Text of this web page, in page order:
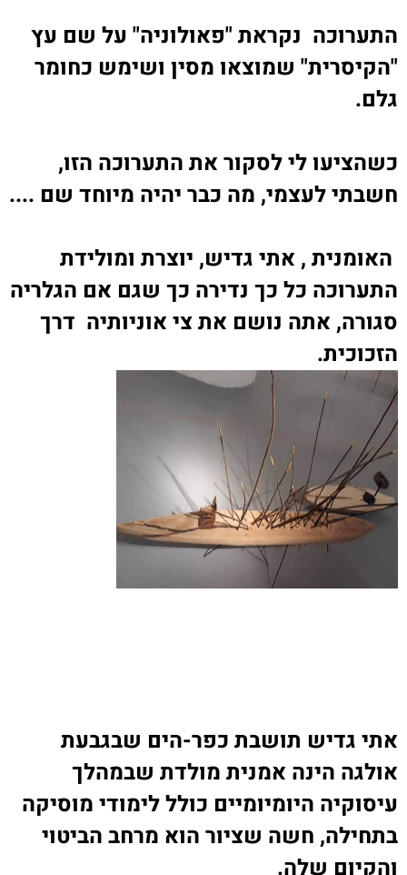
התערוכה נקראת "פאולוניה" על שם עץ
"הקיסרית" שמוצאו מסין ושימש כחומר
גלם.
כשהציעו לי לסקור את התערוכה הזו,
חשבתי לעצמי, מה כבר יהיה מיוחד שם ....
האומנית , אתי גדיש, יוצרת ומולידת
התערוכה כל כך נדירה כך שגם אם הגלריה
סגורה, אתה נושם את צי אוניותיה דרך
הזכוכית.
אתי גדיש תושבת כפר-הים שבגבעת
אולגה הינה אמנית מולדת שבמהלך
עיסוקיה היומיומיים כולל לימודי מוסיקה
בתחילה, חשה שציור הוא מרחב הביטוי
והקיום שלה.